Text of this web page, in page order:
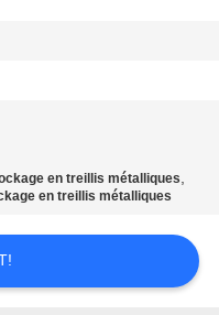
en treillis métalliques,
en treillis métalliques